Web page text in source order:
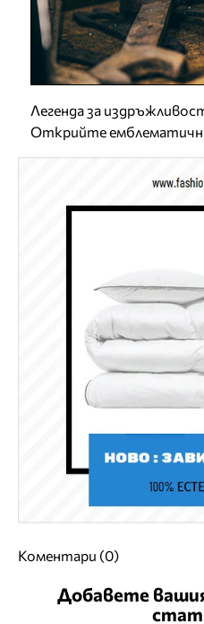
Легенда за
Открийте
Коментари (0)
Добавете